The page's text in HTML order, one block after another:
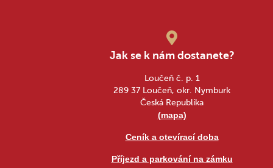
Jak se k nám dostanete?
Loučeň č. p. 1
289 37 Loučeň, okr. Nymburk
Česká Republika
(mapa)
Ceník a otevírací doba
Příjezd a parkování na zámku